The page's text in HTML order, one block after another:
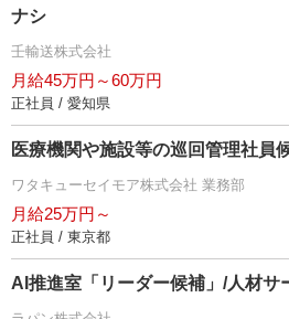
ナシ
壬輸送株式会社
月給45万円～60万円
正社員 / 愛知県
医療機関や施設等の巡回管理社員
ワタキューセイモア株式会社 業務部
月給25万円～
正社員 / 東京都
AI推進室「リーダー候補」/人材サ